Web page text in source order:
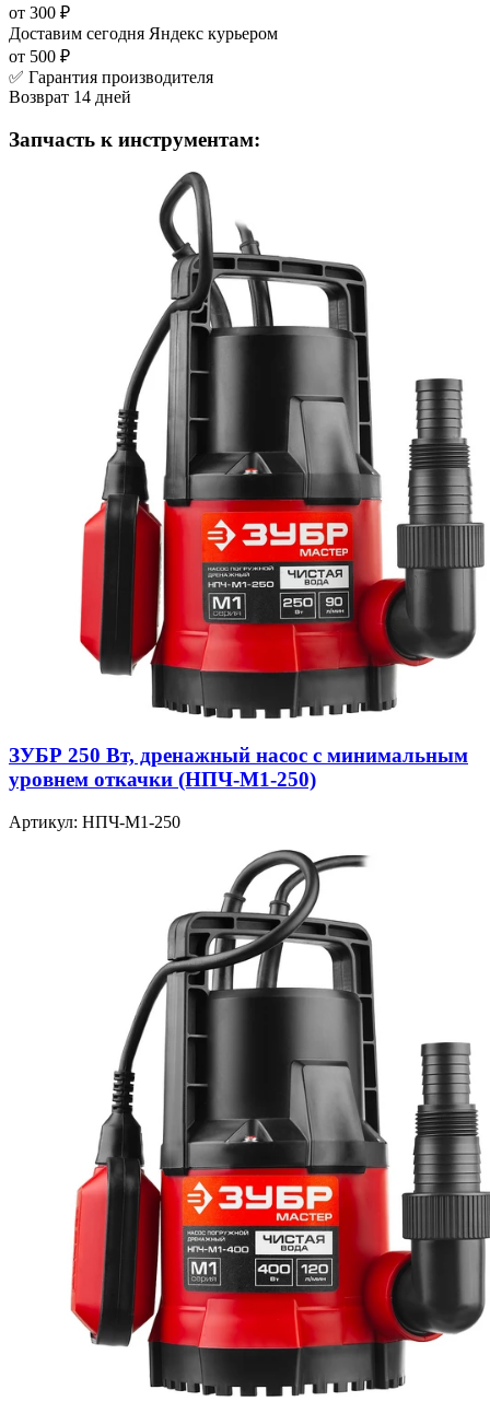
от 300 ₽
Доставим сегодня Яндекс курьером
от 500 ₽
✅ Гарантия производителя
Возврат 14 дней
Запчасть к инструментам:
ЗУБР 250 Вт, дренажный насос с минимальным
уровнем откачки (НПЧ-М1-250)
Артикул: НПЧ-М1-250